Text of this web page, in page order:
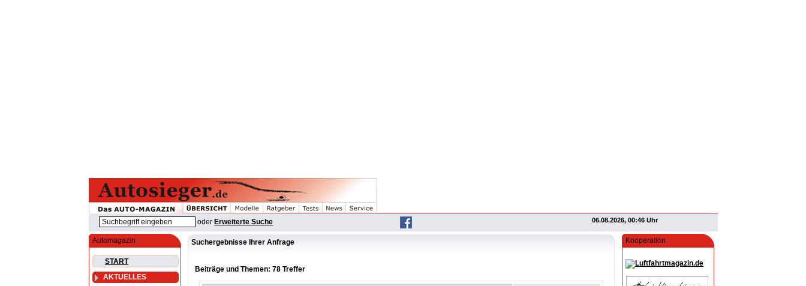
oder Erweiterte Suche 06.08.2026, 00:46 Uhr
Automagazin
START
AKTUELLES
Kooperation
Suchergebnisse Ihrer Anfrage
Beiträge und Themen: 78 Treffer